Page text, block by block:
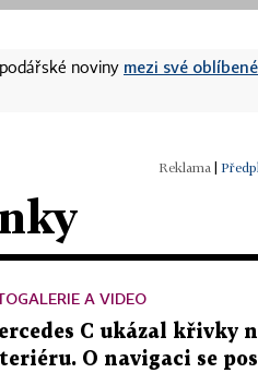
noviny mezi své
|
A VIDEO
C ukázal křivky
O navigaci se